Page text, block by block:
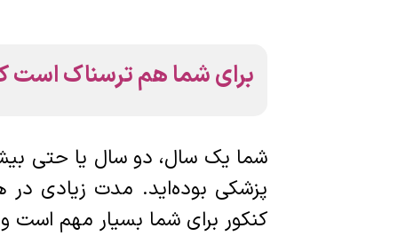
برای شما هم ترسناک است که
شما یک سال، دو سال یا حتی
پزشکی بوده‌اید. مدت زیادی در
کنکور برای شما بسیار مهم